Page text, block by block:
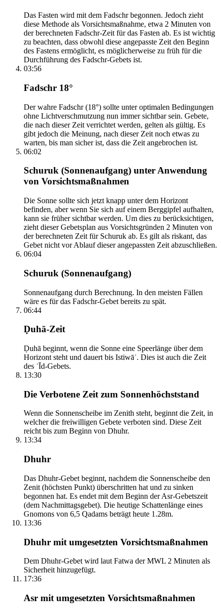
Das Fasten wird mit dem Fadschr begonnen. Jedoch zieht
diese Methode als Vorsichtsmaßnahme, etwa 2 Minuten von
der berechneten Fadschr-Zeit für das Fasten ab. Es ist wichtig
zu beachten, dass obwohl diese angepasste Zeit den Beginn
des Fastens ermöglicht, es möglicherweise zu früh für die
Durchführung des Fadschr-Gebets ist.
03:56
Fadschr 18°
Der wahre Fadschr (18°) sollte unter optimalen Bedingungen
ohne Lichtverschmutzung nun immer sichtbar sein. Gebete,
die nach dieser Zeit verrichtet werden, gelten als gültig. Es
gibt jedoch die Meinung, nach dieser Zeit noch etwas zu
warten, bis man sicher ist, dass die Zeit angebrochen ist.
06:02
Schuruk (Sonnenaufgang) unter Anwendung
von Vorsichtsmaßnahmen
Die Sonne sollte sich jetzt knapp unter dem Horizont
befinden, aber wenn Sie sich auf einem Berggipfel aufhalten,
kann sie früher sichtbar werden. Um dies zu berücksichtigen,
zieht dieser Gebetsplan aus Vorsichtsgründen 2 Minuten von
der berechneten Zeit für Schuruk ab. Es gilt als riskant, das
Gebet nicht vor Ablauf dieser angepassten Zeit abzuschließen.
06:04
Schuruk (Sonnenaufgang)
Sonnenaufgang durch Berechnung. In den meisten Fällen
wäre es für das Fadschr-Gebet bereits zu spät.
06:44
Ḍuhā-Zeit
Ḍuhā beginnt, wenn die Sonne eine Speerlänge über dem
Horizont steht und dauert bis Istiwāʾ. Dies ist auch die Zeit
des ʿĪd-Gebets.
13:30
Die Verbotene Zeit zum Sonnenhöchststand
Wenn die Sonnenscheibe im Zenith steht, beginnt die Zeit, in
welcher die freiwilligen Gebete verboten sind. Diese Zeit
reicht bis zum Beginn von Dhuhr.
13:34
Dhuhr
Das Dhuhr-Gebet beginnt, nachdem die Sonnenscheibe den
Zenit (höchsten Punkt) überschritten hat und zu sinken
begonnen hat. Es endet mit dem Beginn der Asr-Gebetszeit
(dem Nachmittagsgebet). Die heutige Schattenlänge eines
Gnomons von 6,5 Qadams beträgt heute 1.28m.
13:36
Dhuhr mit umgesetzten Vorsichtsmaßnahmen
Dem Dhuhr-Gebet wird laut Fatwa der MWL 2 Minuten als
Sicherheit hinzugefügt.
17:36
Asr mit umgesetzten Vorsichtsmaßnahmen